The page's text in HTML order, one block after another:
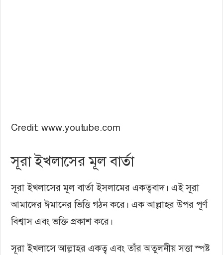
Credit: www.youtube.com
সূরা ইখলাসের মূল বার্তা
সূরা ইখলাসের মূল বার্তা ইসলামের একত্ববাদ। এই সূরা
আমাদের ঈমানের ভিত্তি গঠন করে। এক আল্লাহর উপর পূর্ণ
বিশ্বাস এবং ভক্তি প্রকাশ করে।
সূরা ইখলাসে আল্লাহর একত্ব এবং তাঁর অতুলনীয় সত্তা স্পষ্ট